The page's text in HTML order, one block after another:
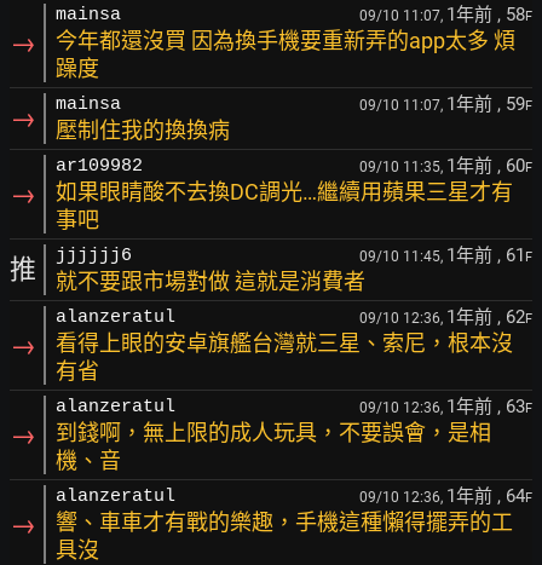
→
mainsa 09/10 11:07, 1年前 , 58F
今年都還沒買 因為換手機要重新弄的app太多 煩
躁度
→ mainsa 09/10 11:07, 1年前 , 59F
壓制住我的換換病
→
ar109982 09/10 11:35, 1年前 , 60F
如果眼睛酸不去換DC調光…繼續用蘋果三星才有
事吧
推 jjjjjj6 09/10 11:45, 1年前 , 61 F
就不要跟市場對做 這就是消費者
→
alanzeratul 09/10 12:36, 1年前 , 62F
看得上眼的安卓旗艦台灣就三星、索尼，根本沒
有省
→
alanzeratul 09/10 12:36, 1年前 , 63F
到錢啊，無上限的成人玩具，不要誤會，是相
機、音
→
alanzeratul 09/10 12:36, 1年前 , 64F
響、車車才有戰的樂趣，手機這種懶得擺弄的工
具沒